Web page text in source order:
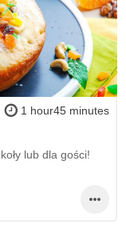
1 hour45 minutes
lub dla gości!